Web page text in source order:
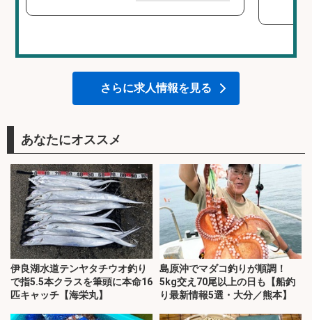
さらに求人情報を見る
あなたにオススメ
伊良湖水道テンヤタチウオ釣り
で指5.5本クラスを筆頭に本命16
匹キャッチ【海栄丸】
島原沖でマダコ釣りが順調！
5kg交え70尾以上の日も【船釣
り最新情報5選・大分／熊本】